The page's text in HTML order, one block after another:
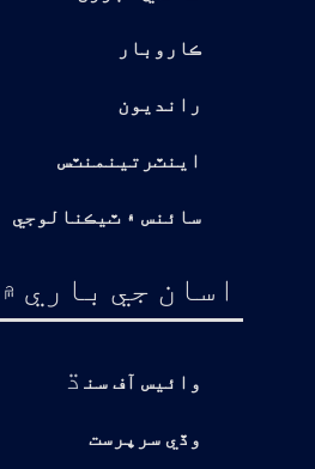
ڪاروبار
رانديون
اينٽرتينمنٽس
سائنس ۽ ٽيڪنالوجي
اسان جي باري ۾
وائيس آف سن ڌ
وڏي سرپرست